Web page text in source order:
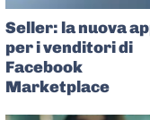
Seller: la nuova
per i venditori di
Facebook
Marketplace